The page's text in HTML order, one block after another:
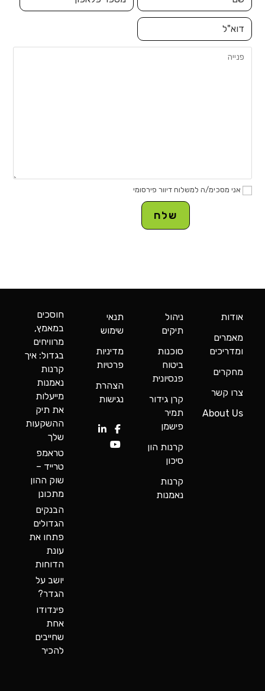
אני מסכימ/ה למשלוח דיוור פירסומי
אודות
מאמרים
ומדריכים
מחקרים
צרו קשר
About Us
ניהול
תיקים
סוכנות
ביטוח
פנסיונית
קרן גידור
תמיר
פישמן
קרנות הון
סיכון
קרנות
נאמנות
תנאי
שימוש
מדיניות
פרטיות
הצהרת
נגישות
חוסכים
במאמץ,
מרוויחים
בגדול: איך
קרנות
נאמנות
מייעלות
את תיק
ההשקעות
שלך
טראמפ
טרייד –
שוק ההון
מתכונן
הבנקים
הגדולים
פתחו את
עונת
הדוחות
יושב על
הגדר?
פינדודו
אחת
שחייבים
להכיר